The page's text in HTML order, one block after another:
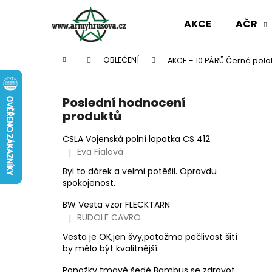
AKCE AČR
Domů OBLEČENÍ AKCE – 10 PÁRŮ Černé
Poslední hodnocení
produktů
ČSLA Vojenská polní lopatka CS 412
Hodnocení produktu je 5 z 5 hvězdiček.
| Eva Fialová
Byl to dárek a velmi potěšil. Opravdu
spokojenost.
BW Vesta vzor FLECKTARN
Hodnocení produktu je 3 z 5 hvězdiček.
| RUDOLF CAVRO
Vesta je OK,jen švy,potažmo pečlivost šití
by mělo být kvalitnější.
k
Zpět
Zpět